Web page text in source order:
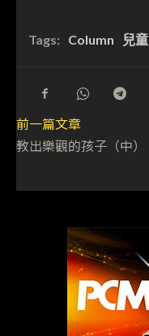
Tags: Column 兒童
前一篇文章
教出樂觀的孩子（中）